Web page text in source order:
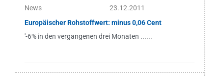
News
23.12.2011
Europäischer Rohstoffwert: minus 0,06 Cent
'-6% in den vergangenen drei Monaten ......